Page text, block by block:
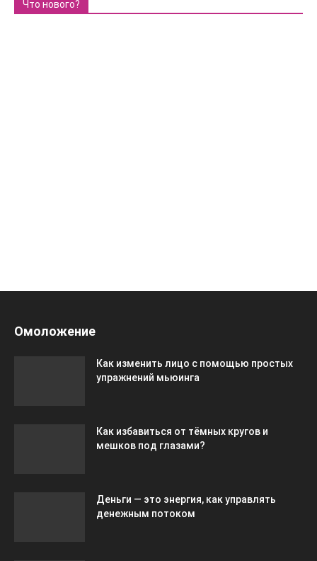
Что нового?
Омоложение
Как изменить лицо с помощью простых
упражнений мьюинга
Как избавиться от тёмных кругов и
мешков под глазами?
Деньги — это энергия, как управлять
денежным потоком